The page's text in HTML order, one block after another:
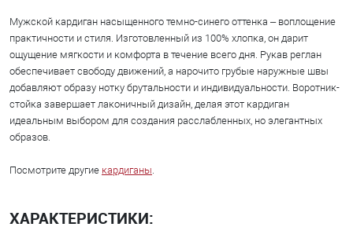
Мужской кардиган насыщенного темно-синего оттенка – воплощение
практичности и стиля. Изготовленный из 100% хлопка, он дарит
ощущение мягкости и комфорта в течение всего дня. Рукав реглан
обеспечивает свободу движений, а нарочито грубые наружные швы
добавляют образу нотку брутальности и индивидуальности. Воротник-
стойка завершает лаконичный дизайн, делая этот кардиган
идеальным выбором для создания расслабленных, но элегантных
образов.
Посмотрите другие кардиганы.
ХАРАКТЕРИСТИКИ: